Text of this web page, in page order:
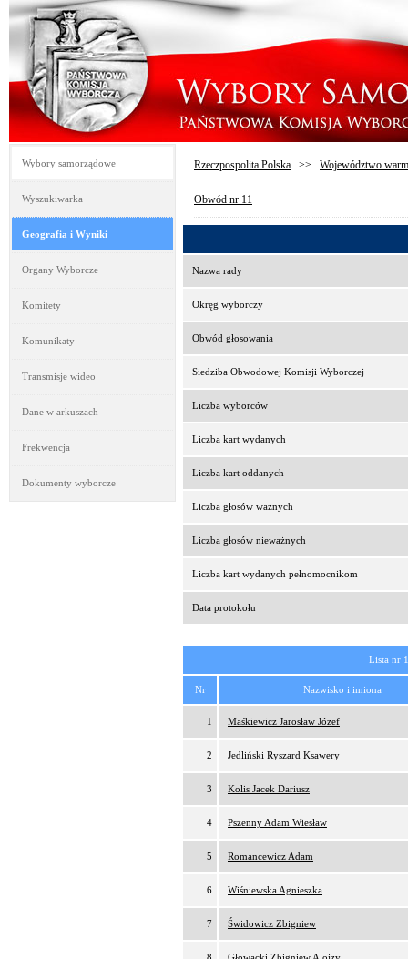
Wybory samorządowe
Wyszukiwarka
Geografia i Wyniki
Organy Wyborcze
Komitety
Komunikaty
Transmisje wideo
Dane w arkuszach
Frekwencja
Dokumenty wyborcze
Rzeczpospolita Polska >> Województwo
Obwód nr 11
Nazwa rady
Okręg wyborczy
Obwód głosowania
Siedziba Obwodowej Komisji Wyborczej
Liczba wyborców
Liczba kart wydanych
Liczba kart oddanych
Liczba głosów ważnych
Liczba głosów nieważnych
Liczba kart wydanych pełnomocnikom
Data protokołu
Lista nr
Nr Nazwisko i imiona
1 Maśkiewicz Jarosław Józef
2 Jedliński Ryszard Ksawery
3 Kolis Jacek Dariusz
4 Pszenny Adam Wiesław
5 Romancewicz Adam
6 Wiśniewska Agnieszka
7 Świdowicz Zbigniew